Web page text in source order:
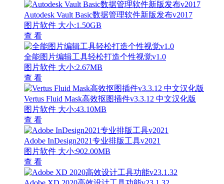
Autodesk Vault Basic数据管理软件新版发布v2017
图片软件 大小:1.50GB
查 看
全能图片编辑工具轻松打造个性视觉v1.0
图片软件 大小:2.67MB
查 看
Vertus Fluid Mask高效抠图插件v3.3.12 中文汉化版
图片软件 大小:43.10MB
查 看
Adobe InDesign2021专业排版工具v2021
图片软件 大小:902.00MB
查 看